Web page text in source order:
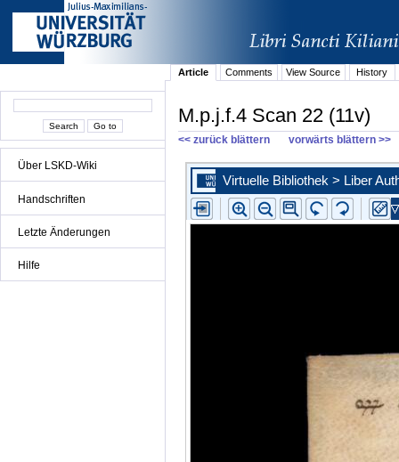
Über LSKD-Wiki
Handschriften
Letzte Änderungen
Hilfe
Article Comments View Source History
M.p.j.f.4 Scan 22 (11v)
<< zurück blättern vorwärts blättern >>